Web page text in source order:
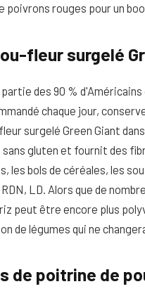
poivrons rouges pour un
fleur surgelé
des 90 %
chaque jour,
surgelé Green Giant
gluten et fournit des
les bols de céréales, les
LD. Alors que de
peut être encore plus
de légumes qui ne
de poitrine de